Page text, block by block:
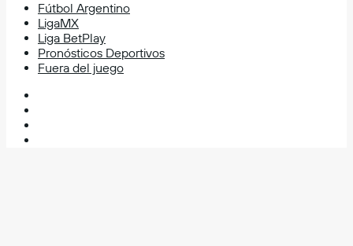
Fútbol Argentino
LigaMX
Liga BetPlay
Pronósticos Deportivos
Fuera del juego